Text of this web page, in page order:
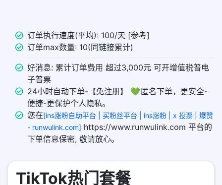
订单执行速度(平均): 100/天 [参考]
订单max数量: 10(同链接累计)
好消息: 累计订单费用 超过3,000元 可开增值税普电
子普票
24小时自动下单-【免注册】 💚 匿名下单，更安全-
便捷-更保护个人隐私。
您在[ins涨粉自助平台 | 买粉丝平台 | ins涨粉 | x 投票 | 爆赞
- runwulink.com] https://www.runwulink.com 平台的
下单信息保密, 敬请放心。
TikTok热门套餐